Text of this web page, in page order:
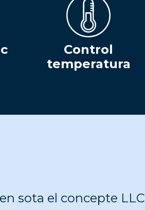
Control
temperatura
sota el concepte LLC